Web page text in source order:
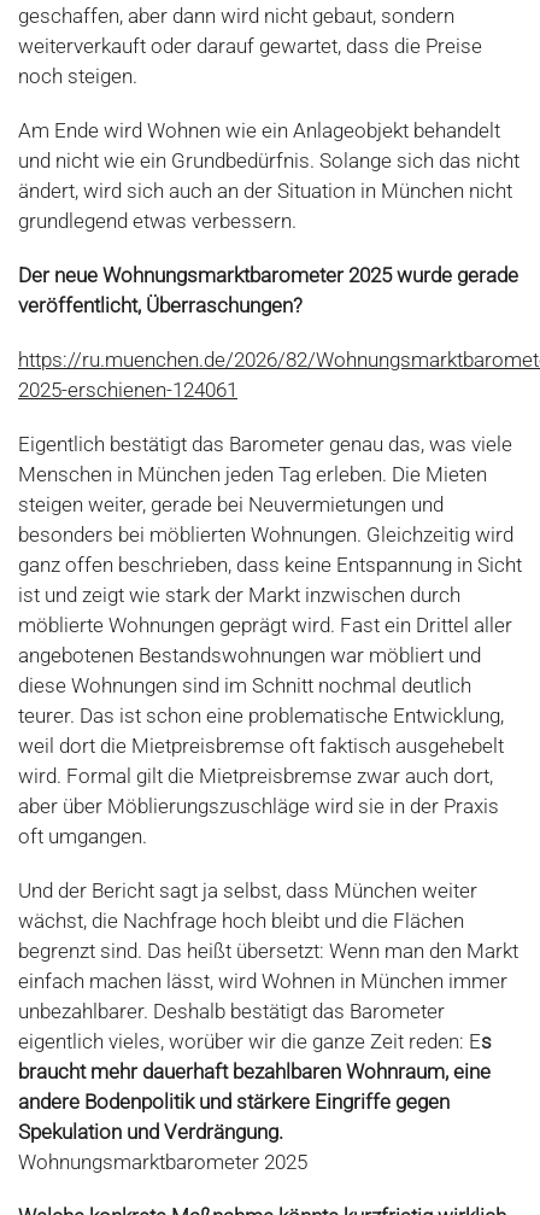
geschaffen, aber dann wird nicht gebaut, sondern
weiterverkauft oder darauf gewartet, dass die Preise
noch steigen.
Am Ende wird Wohnen wie ein Anlageobjekt behandelt
und nicht wie ein Grundbedürfnis. Solange sich das nicht
ändert, wird sich auch an der Situation in München nicht
grundlegend etwas verbessern.
Der neue Wohnungsmarktbarometer 2025 wurde gerade
veröffentlicht, Überraschungen?
https://ru.muenchen.de/2026/82/
2025-erschienen-124061
Eigentlich bestätigt das Barometer genau das, was viele
Menschen in München jeden Tag erleben. Die Mieten
steigen weiter, gerade bei Neuvermietungen und
besonders bei möblierten Wohnungen. Gleichzeitig wird
ganz offen beschrieben, dass keine Entspannung in Sicht
ist und zeigt wie stark der Markt inzwischen durch
möblierte Wohnungen geprägt wird. Fast ein Drittel aller
angebotenen Bestandswohnungen war möbliert und
diese Wohnungen sind im Schnitt nochmal deutlich
teurer. Das ist schon eine problematische Entwicklung,
weil dort die Mietpreisbremse oft faktisch ausgehebelt
wird. Formal gilt die Mietpreisbremse zwar auch dort,
aber über Möblierungszuschläge wird sie in der Praxis
oft umgangen.
Und der Bericht sagt ja selbst, dass München weiter
wächst, die Nachfrage hoch bleibt und die Flächen
begrenzt sind. Das heißt übersetzt: Wenn man den Markt
einfach machen lässt, wird Wohnen in München immer
unbezahlbarer. Deshalb bestätigt das Barometer
eigentlich vieles, worüber wir die ganze Zeit reden: Es
braucht mehr dauerhaft bezahlbaren Wohnraum, eine
andere Bodenpolitik und stärkere Eingriffe gegen
Spekulation und Verdrängung.
Wohnungsmarktbarometer 2025